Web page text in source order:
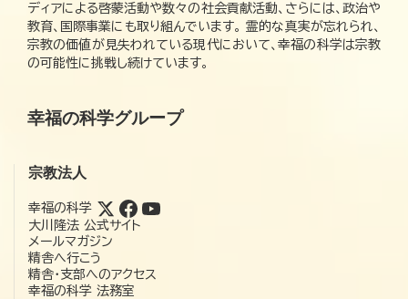
ディアによる啓蒙活動や数々の社会貢献活動、さらには、政治や
教育、国際事業にも取り組んでいます。 霊的な真実が忘れられ、
宗教の価値が見失われている現代において、幸福の科学は宗教
の可能性に挑戦し続けています。
幸福の科学グループ
宗教法人
幸福の科学
大川隆法 公式サイト
メールマガジン
精舎へ行こう
精舎・支部へのアクセス
幸福の科学 法務室